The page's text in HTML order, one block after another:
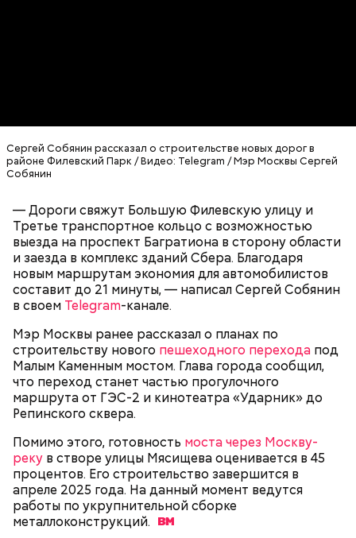
Сергей Собянин рассказал о строительстве новых дорог в
районе Филевский Парк / Видео: Telegram / Мэр Москвы Сергей
Собянин
— Дороги свяжут Большую Филевскую улицу и
Третье транспортное кольцо с возможностью
выезда на проспект Багратиона в сторону области
и заезда в комплекс зданий Сбера. Благодаря
новым маршрутам экономия для автомобилистов
составит до 21 минуты, — написал Сергей Собянин
в своем Telegram-канале.
Мэр Москвы ранее рассказал о планах по
строительству нового пешеходного перехода под
Малым Каменным мостом. Глава города сообщил,
что переход станет частью прогулочного
маршрута от ГЭС-2 и кинотеатра «Ударник» до
Репинского сквера.
Помимо этого, готовность моста через Москву-
реку в створе улицы Мясищева оценивается в 45
процентов. Его строительство завершится в
апреле 2025 года. На данный момент ведутся
работы по укрупнительной сборке
металлоконструкций.
Ситуационный центр
градостроительного комплекса
открылСитуационный центрградостроительного
комплекса столицы и вручил награды победителям
ежегодного городского конкурса «Лучший
По его словам, градостроительный комплекс
столицы выполняет запланированные задачи,
несмотря на существующие трудности.